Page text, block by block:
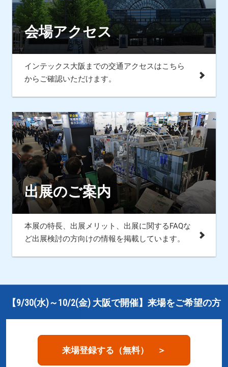
会場アクセス
インテックス大阪までの交通アクセスはこちら
からご確認いただけます。
出展のご案内
本展の特長、出展メリット、出展に関するFAQな
ど出展検討の方向けの情報を掲載しています。
【9/30(水)～10/2(金) 大阪で開催】来場をご希望の方
来場登録する（無料） ＞